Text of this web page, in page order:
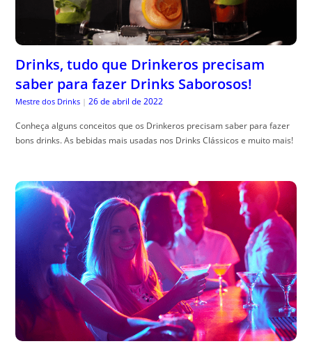
Drinks, tudo que Drinkeros precisam
saber para fazer Drinks Saborosos!
Mestre dos Drinks | 26 de abril de 2022
Conheça alguns conceitos que os Drinkeros precisam saber para fazer
bons drinks. As bebidas mais usadas nos Drinks Clássicos e muito mais!